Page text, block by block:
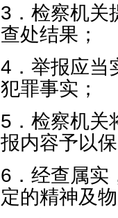
3．检察机关
查处结果；
4．举报应当
犯罪事实；
5．检察机关
报内容予以
6．经查属实
定的精神及